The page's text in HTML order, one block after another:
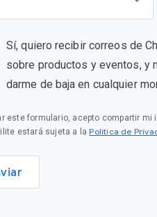
Sí, quiero recibir correos de
sobre productos y eventos, y
darme de baja en cualquier
este formulario, acepto compartir
estará sujeta a la Política de